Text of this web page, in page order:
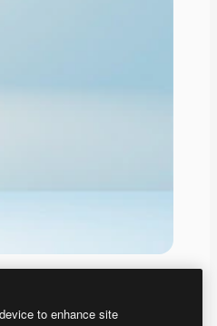
to enhance site